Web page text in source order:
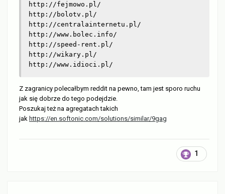
http://fejmowo.pl/
http://bolotv.pl/
http://centralainternetu.pl/
http://www.bolec.info/
http://speed-rent.pl/
http://wikary.pl/
http://www.idioci.pl/
Z zagranicy polecałbym reddit na pewno, tam jest sporo ruchu
jak się dobrze do tego podejdzie.
Poszukaj też na agregatach takich
jak https://en.softonic.com/solutions/similar/9gag
1